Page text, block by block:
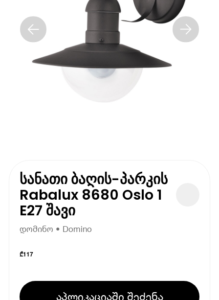
სანათი ბაღის-პარკის
Rabalux 8680 Oslo 1
E27 შავი
დომინო • Domino
₾117
აპლიკაციაში შეძენა